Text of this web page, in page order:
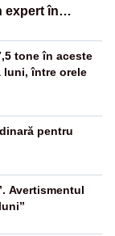
expert în
tone în aceste
luni, între orele
pentru
Avertismentul